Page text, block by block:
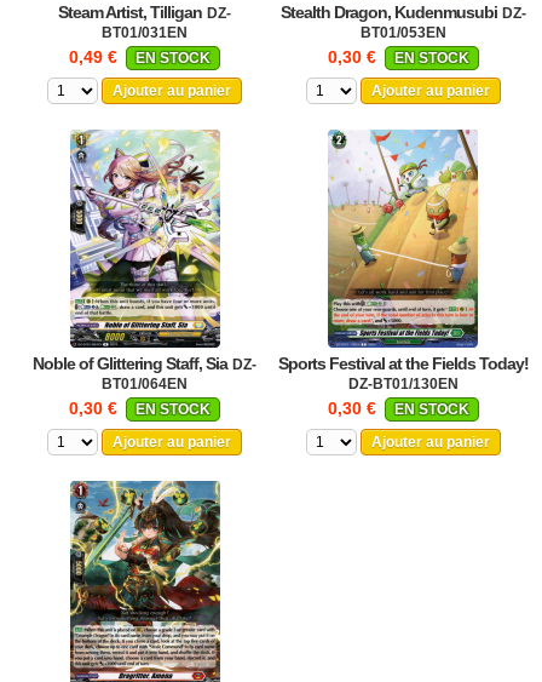
Steam Artist, Tilligan DZ-
BT01/031EN
0,49 €
EN STOCK
Ajouter au panier
Stealth Dragon, Kudenmusubi DZ-
BT01/053EN
0,30 €
EN STOCK
Ajouter au panier
Noble of Glittering Staff, Sia DZ-
BT01/064EN
0,30 €
EN STOCK
Ajouter au panier
Sports Festival at the Fields Today!
DZ-BT01/130EN
0,30 €
EN STOCK
Ajouter au panier